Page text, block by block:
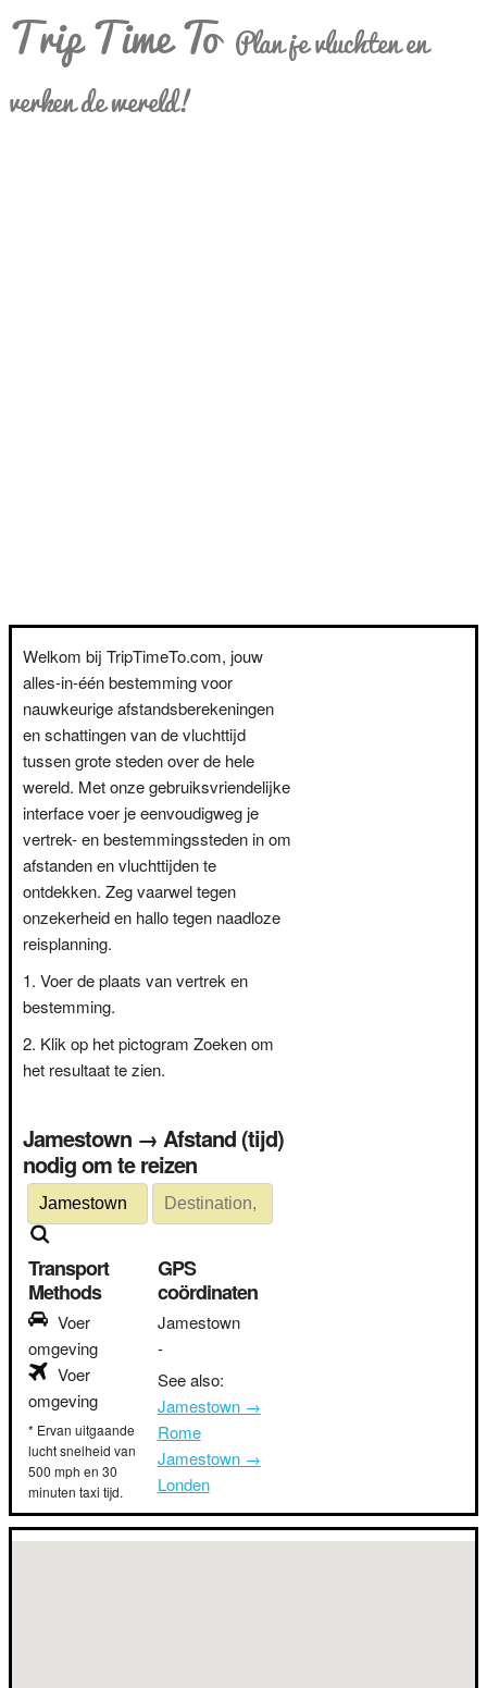
Trip Time To Plan je vluchten en
verken de wereld!
Welkom bij TripTimeTo.com, jouw
alles-in-één bestemming voor
nauwkeurige afstandsberekeningen
en schattingen van de vluchttijd
tussen grote steden over de hele
wereld. Met onze gebruiksvriendelijke
interface voer je eenvoudigweg je
vertrek- en bestemmingssteden in om
afstanden en vluchttijden te
ontdekken. Zeg vaarwel tegen
onzekerheid en hallo tegen naadloze
reisplanning.
Voer de plaats van vertrek en
bestemming.
Klik op het pictogram Zoeken om
het resultaat te zien.
Jamestown → Afstand (tijd)
nodig om te reizen
Transport
Methods
Voer
omgeving
Voer
omgeving
* Ervan uitgaande
lucht snelheid van
500 mph en 30
minuten taxi tijd.
GPS
coördinaten
Jamestown
-
See also:
Jamestown →
Rome
Jamestown →
Londen